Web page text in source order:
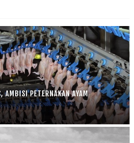
AMBISI PETERNAKAN AYAM